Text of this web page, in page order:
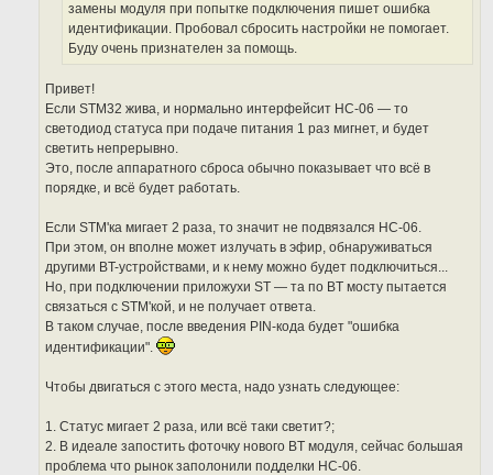
замены модуля при попытке подключения пишет ошибка
идентификации. Пробовал сбросить настройки не помогает.
Буду очень признателен за помощь.
Привет!
Если STM32 жива, и нормально интерфейсит HC-06 — то
светодиод статуса при подаче питания 1 раз мигнет, и будет
светить непрерывно.
Это, после аппаратного сброса обычно показывает что всё в
порядке, и всё будет работать.
Если STM'ка мигает 2 раза, то значит не подвязался HC-06.
При этом, он вполне может излучать в эфир, обнаруживаться
другими BT-устройствами, и к нему можно будет подключиться...
Но, при подключении приложухи ST — та по BT мосту пытается
связаться с STM'кой, и не получает ответа.
В таком случае, после введения PIN-кода будет "ошибка
идентификации".
Чтобы двигаться с этого места, надо узнать следующее:
1. Статус мигает 2 раза, или всё таки светит?;
2. В идеале запостить фоточку нового BT модуля, сейчас большая
проблема что рынок заполонили подделки HC-06.